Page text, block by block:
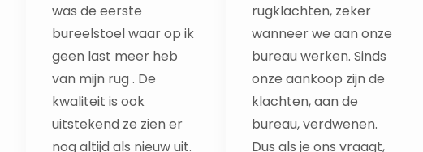
was de eerste
bureelstoel waar op ik
geen last meer heb
van mijn rug . De
kwaliteit is ook
uitstekend ze zien er
nog altijd als nieuw uit.
rugklachten, zeker
wanneer we aan onze
bureau werken. Sinds
onze aankoop zijn de
klachten, aan de
bureau, verdwenen.
Dus als je ons vraagt,